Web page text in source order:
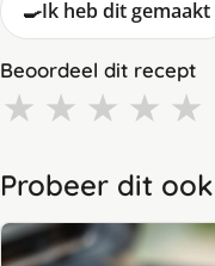
🍳Ik heb dit gemaakt
Beoordeel dit recept
★ ★ ★ ★ ★
Probeer dit ook